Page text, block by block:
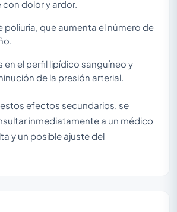
dolor y ardor.
poliuria, que aumenta el número de
en el perfil lipídico sanguíneo y
de la presión arterial.
efectos secundarios, se
inmediatamente a un médico
y un posible ajuste del